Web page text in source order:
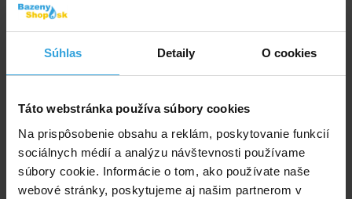
Súhlas Detaily O cookies
Táto webstránka používa súbory cookies
Na prispôsobenie obsahu a reklám, poskytovanie funkcií
sociálnych médií a analýzu návštevnosti používame
súbory cookie. Informácie o tom, ako používate naše
webové stránky, poskytujeme aj našim partnerom v
2,50 EUR
do košíka
Solárna plachta modrá na bazén 3,7 x 7,3m